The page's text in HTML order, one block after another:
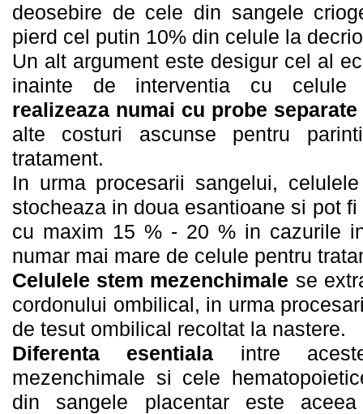
deosebire de cele din sangele
pierd cel putin 10% din celule la
Un alt argument este desigur cel al
inainte de interventia cu
realizeaza numai cu probe
alte costuri ascunse pentru
tratament.
In urma procesarii sangelui,
stocheaza in doua esantioane si pot
cu maxim 15 % - 20 % in cazurile
numar mai mare de celule pentru
Celulele stem mezenchimale se
cordonului ombilical, in urma
de tesut ombilical recoltat la nastere.
Diferenta esentiala intre
mezenchimale si cele
din sangele placentar este